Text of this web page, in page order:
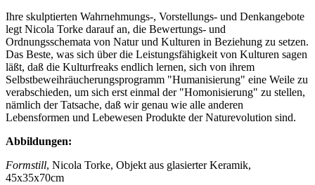
Ihre skulptierten Wahrnehmungs-, Vorstellungs- und Denkangebote
legt Nicola Torke darauf an, die Bewertungs- und
Ordnungsschemata von Natur und Kulturen in Beziehung zu setzen.
Das Beste, was sich über die Leistungsfähigkeit von Kulturen sagen
läßt, daß die Kulturfreaks endlich lernen, sich von ihrem
Selbstbeweihräucherungsprogramm "Humanisierung" eine Weile zu
verabschieden, um sich erst einmal der "Homonisierung" zu stellen,
nämlich der Tatsache, daß wir genau wie alle anderen
Lebensformen und Lebewesen Produkte der Naturevolution sind.
Abbildungen:
Formstill, Nicola Torke, Objekt aus glasierter Keramik,
45x35x70cm